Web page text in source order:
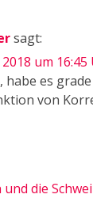
sagt:
um 16:45
habe es
von
und die